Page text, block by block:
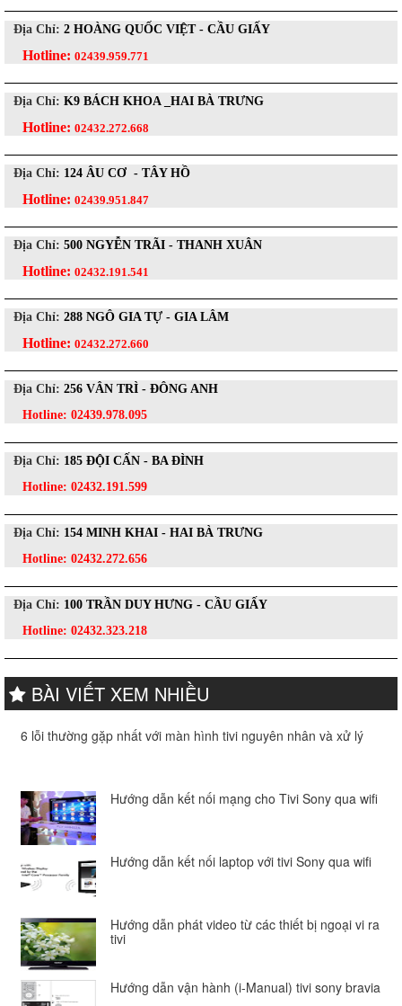
Địa Chỉ: 2 HOÀNG QUỐC VIỆT - CẦU GIẤY
Hotline: 02439.959.771
Địa Chỉ: K9 BÁCH KHOA _HAI BÀ TRƯNG
Hotline: 02432.272.668
Địa Chỉ: 124 ÂU CƠ - TÂY HỒ
Hotline: 02439.951.847
Địa Chỉ: 500 NGYỄN TRÃI - THANH XUÂN
Hotline: 02432.191.541
Địa Chỉ: 288 NGÔ GIA TỰ - GIA LÂM
Hotline: 02432.272.660
Địa Chỉ: 256 VÂN TRÌ - ĐÔNG ANH
Hotline: 02439.978.095
Địa Chỉ: 185 ĐỘI CẤN - BA ĐÌNH
Hotline: 02432.191.599
Địa Chỉ: 154 MINH KHAI - HAI BÀ TRƯNG
Hotline: 02432.272.656
Địa Chỉ: 100 TRẦN DUY HƯNG - CẦU GIẤY
Hotline: 02432.323.218
BÀI VIẾT XEM NHIỀU
6 lỗi thường gặp nhất với màn hình tivi nguyên nhân và xử lý
Hướng dẫn kết nối mạng cho Tivi Sony qua wifi
Hướng dẫn kết nối laptop với tivi Sony qua wifi
Hướng dẫn phát video từ các thiết bị ngoại vi ra
tivi
Hướng dẫn vận hành (i-Manual) tivi sony bravia